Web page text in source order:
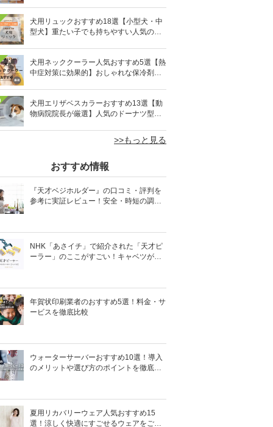
犬用リュックおすすめ18選【小型犬・中
型犬】重たい子でも持ちやすい人気のキ
犬用ネッククーラー人気おすすめ5選【熱
中症対策に効果的】おしゃれな保冷剤タ
犬用エリザベスカラーおすすめ13選【動
物病院院長が厳選】人気のドーナツ型や
>>もっと見る
おすすめ情報
『天才ベジホルダー』の口コミ・評判を
参考に実証レビュー！安全・時短の調理
NHK「あさイチ」で紹介された「天才ピ
ーラー」のここがすごい！キャベツがほ
年賀状印刷業者のおすすめ5選！料金・サ
ービスを徹底比較
ウォーターサーバーおすすめ10選！導入
のメリットや選び方のポイントを徹底解
夏用リカバリーウェア人気おすすめ15
選！涼しく快適にすごせるウェアをご紹